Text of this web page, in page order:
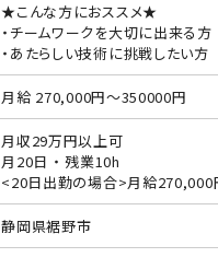
★こんな方におススメ★
・チームワークを大切に出来る方
・あたらしい技術に挑戦したい方
月給 270,000円～350000円
月収29万円以上可
月20日 ・ 残業10h
<20日出勤の場合>月給
静岡県裾野市